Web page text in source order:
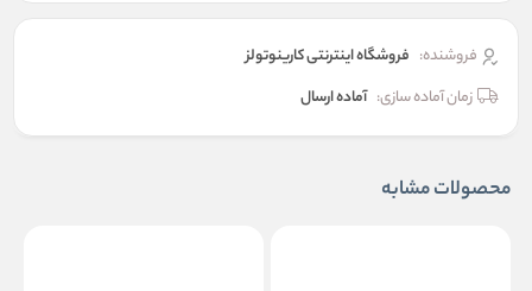
فروشنده: فروشگاه اینترنتی کارینوتولز
زمان آماده سازی: آماده ارسال
محصولات مشابه